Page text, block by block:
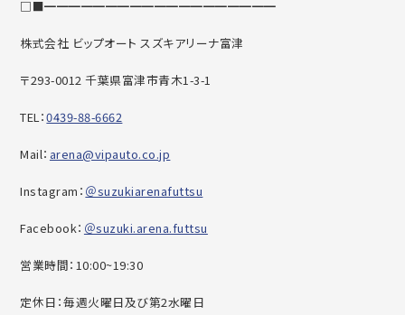
□■━━━━━━━━━━━━━━━━━━━
株式会社 ビップオート スズキアリーナ富津
〒293-0012 千葉県富津市青木1-3-1
TEL：0439-88-6662
Mail： arena@vipauto.co.jp
Instagram： ＠suzukiarenafuttsu
Facebook： ＠suzuki.arena.futtsu
営業時間：10:00~19:30
定休日：毎週火曜日及び第2水曜日